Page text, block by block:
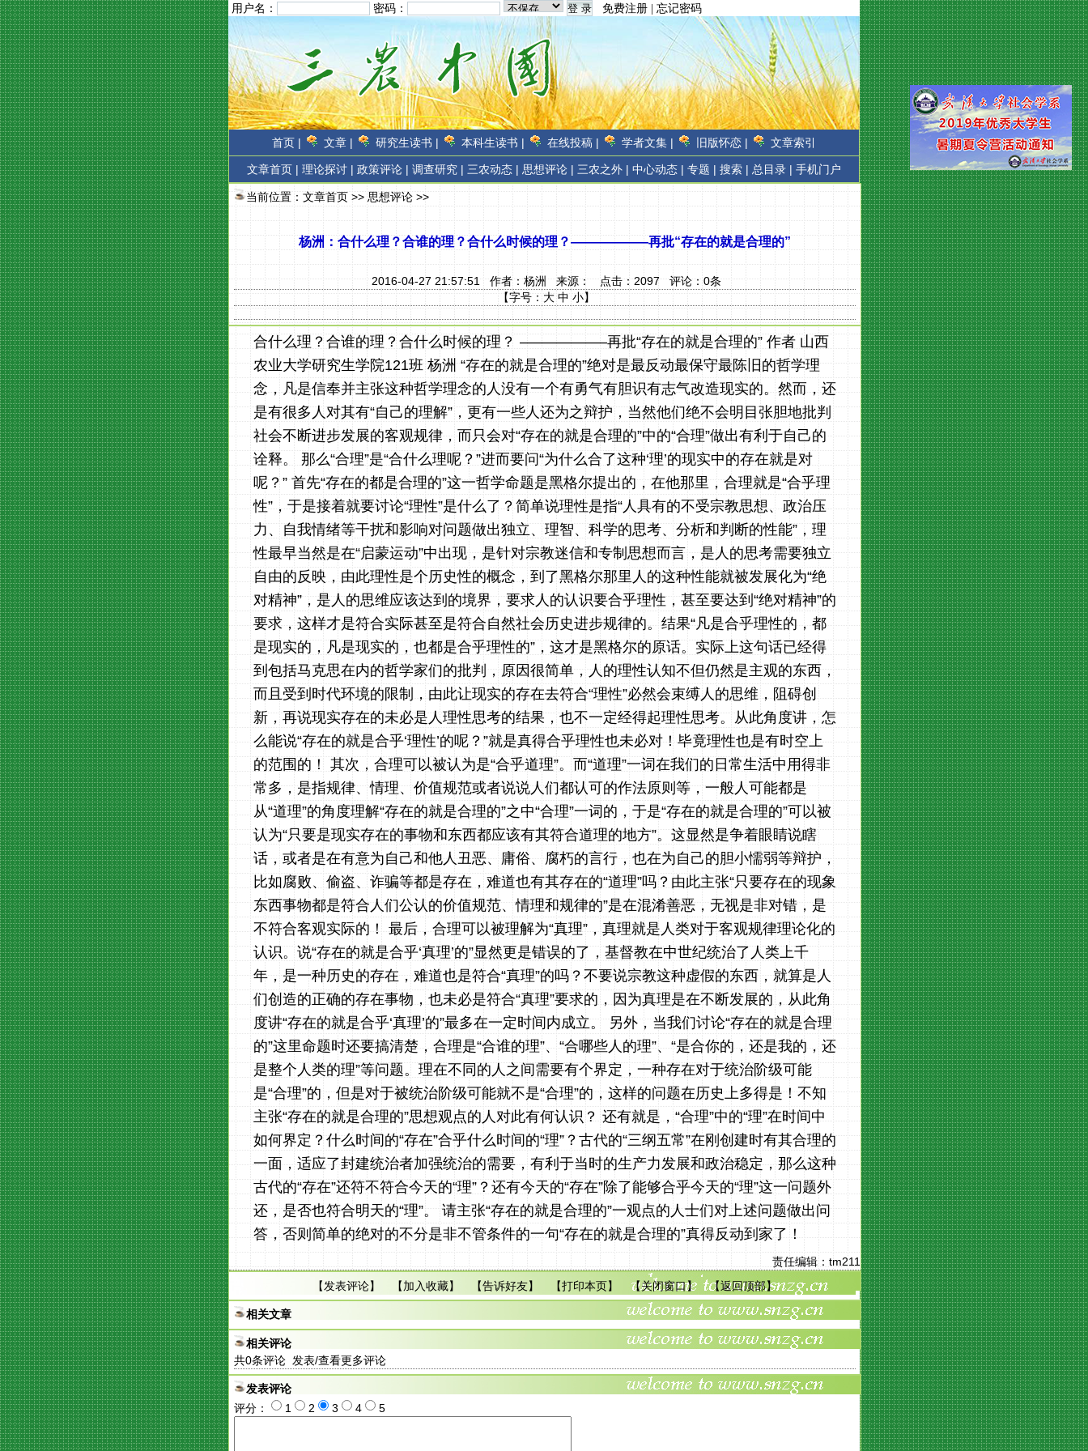
用户名： 密码： 免费注册 忘记密码
首页 | 文章 | 研究生读书 | 本科生读书 | 在线投稿 | 学者文集 | 旧版怀恋 | 文章索引
文章首页 | 理论探讨 | 政策评论 | 调查研究 | 三农动态 | 思想评论 | 三农之外 | 中心动态 | 专题 | 搜索 | 总目录 | 手机门户
当前位置： 文章首页 >>思想评论 >>
杨洲：合什么理？合谁的理？合什么时候的理？——————再批“存在的就是合理的”
2016-04-27 21:57:51 作者：杨洲来源：点击：2097 评论：0条
【字号：大 中 小】
合什么理？合谁的理？合什么时候的理？ ——————再批“存在的就是合理的” 作者 山西
农业大学研究生学院121班 杨洲 “存在的就是合理的”绝对是最反动最保守最陈旧的哲学理
念，凡是信奉并主张这种哲学理念的人没有一个有勇气有胆识有志气改造现实的。然而，还
是有很多人对其有“自己的理解”，更有一些人还为之辩护，当然他们绝不会明目张胆地批判
社会不断进步发展的客观规律，而只会对“存在的就是合理的”中的“合理”做出有利于自己的
诠释。 那么“合理”是“合什么理呢？”进而要问“为什么合了这种‘理’的现实中的存在就是对
呢？” 首先“存在的都是合理的”这一哲学命题是黑格尔提出的，在他那里，合理就是“合乎理
性”，于是接着就要讨论“理性”是什么了？简单说理性是指“人具有的不受宗教思想、政治压
力、自我情绪等干扰和影响对问题做出独立、理智、科学的思考、分析和判断的性能”，理
性最早当然是在“启蒙运动”中出现，是针对宗教迷信和专制思想而言，是人的思考需要独立
自由的反映，由此理性是个历史性的概念，到了黑格尔那里人的这种性能就被发展化为“绝
对精神”，是人的思维应该达到的境界，要求人的认识要合乎理性，甚至要达到“绝对精神”的
要求，这样才是符合实际甚至是符合自然社会历史进步规律的。结果“凡是合乎理性的，都
是现实的，凡是现实的，也都是合乎理性的”，这才是黑格尔的原话。实际上这句话已经得
到包括马克思在内的哲学家们的批判，原因很简单，人的理性认知不但仍然是主观的东西，
而且受到时代环境的限制，由此让现实的存在去符合“理性”必然会束缚人的思维，阻碍创
新，再说现实存在的未必是人理性思考的结果，也不一定经得起理性思考。从此角度讲，怎
么能说“存在的就是合乎‘理性’的呢？”就是真得合乎理性也未必对！毕竟理性也是有时空上
的范围的！ 其次，合理可以被认为是“合乎道理”。而“道理”一词在我们的日常生活中用得非
常多，是指规律、情理、价值规范或者说说人们都认可的作法原则等，一般人可能都是
从“道理”的角度理解“存在的就是合理的”之中“合理”一词的，于是“存在的就是合理的”可以被
认为“只要是现实存在的事物和东西都应该有其符合道理的地方”。这显然是争着眼睛说瞎
话，或者是在有意为自己和他人丑恶、庸俗、腐朽的言行，也在为自己的胆小懦弱等辩护，
比如腐败、偷盗、诈骗等都是存在，难道也有其存在的“道理”吗？由此主张“只要存在的现象
东西事物都是符合人们公认的价值规范、情理和规律的”是在混淆善恶，无视是非对错，是
不符合客观实际的！ 最后，合理可以被理解为“真理”，真理就是人类对于客观规律理论化的
认识。说“存在的就是合乎‘真理’的”显然更是错误的了，基督教在中世纪统治了人类上千
年，是一种历史的存在，难道也是符合“真理”的吗？不要说宗教这种虚假的东西，就算是人
们创造的正确的存在事物，也未必是符合“真理”要求的，因为真理是在不断发展的，从此角
度讲“存在的就是合乎‘真理’的”最多在一定时间内成立。 另外，当我们讨论“存在的就是合理
的”这里命题时还要搞清楚，合理是“合谁的理”、“合哪些人的理”、“是合你的，还是我的，还
是整个人类的理”等问题。理在不同的人之间需要有个界定，一种存在对于统治阶级可能
是“合理”的，但是对于被统治阶级可能就不是“合理”的，这样的问题在历史上多得是！不知
主张“存在的就是合理的”思想观点的人对此有何认识？ 还有就是，“合理”中的“理”在时间中
如何界定？什么时间的“存在”合乎什么时间的“理”？古代的“三纲五常”在刚创建时有其合理的
一面，适应了封建统治者加强统治的需要，有利于当时的生产力发展和政治稳定，那么这种
古代的“存在”还符不符合今天的“理”？还有今天的“存在”除了能够合乎今天的“理”这一问题外
还，是否也符合明天的“理”。 请主张“存在的就是合理的”一观点的人士们对上述问题做出问
答，否则简单的绝对的不分是非不管条件的一句“存在的就是合理的”真得反动到家了！
责任编辑： tm211
【发表评论】 【加入收藏】 【告诉好友】 【打印本页】 【关闭窗口】 【返回顶部】
相关文章
相关评论
共0条评论 发表/查看更多评论
发表评论
评分：
1 2 3 4 5